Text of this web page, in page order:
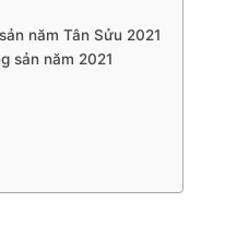
năm Tân Sửu 2021
sản năm 2021